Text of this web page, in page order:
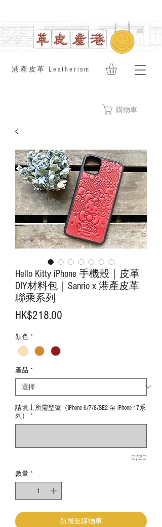
​港產皮革 Leatherism
購物車
Hello Kitty iPhone 手機殼｜皮革
DIY材料包｜Sanrio x 港產皮革
聯乘系列
HK$218.00
顏色 *
產品 *
請填上所需型號（iPhone 6/7/8/SE2 至 iPhone 17系
列）
*
0/20
數量 *
新增至購物車